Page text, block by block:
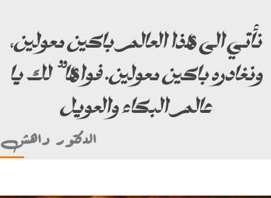
نأتي الى هذا العالم باكين معولين،
ونغادره باكين معولين. فواها” لك يا
عالم البكاء والعويل
الدكتور داهش